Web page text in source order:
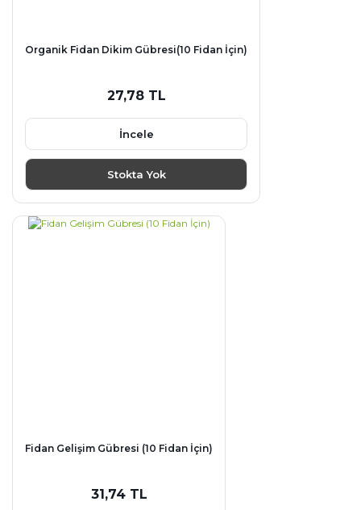
Organik Fidan Dikim Gübresi(10 Fidan İçin)
27,78 TL
İncele
Stokta Yok
Fidan Gelişim Gübresi (10 Fidan İçin)
31,74 TL